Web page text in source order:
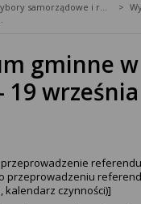
Wybory samorządowe i referenda lokalne
- 19 września 2004 r.
gminne
19
przeprowadzenie
przeprowadzeniu
kalendarz czynności)]